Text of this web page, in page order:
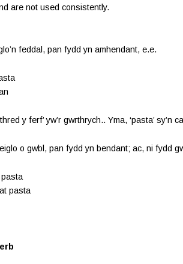
are not used consistently.
feddal, pan fydd yn amhendant, e.e.
y ferf’ yw’r gwrthrych.. Yma, ‘pasta’ sy’n
o gwbl, pan fydd yn bendant; ac, ni fydd
pasta
pasta